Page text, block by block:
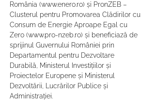
România (www.enero.ro) și PronZEB –
Clusterul pentru Promovarea Clădirilor cu
Consum de Energie Aproape Egal cu
Zero (www.pro-nzeb.ro) și beneficiază de
sprijinul Guvernului României prin
Departamentul pentru Dezvoltare
Durabilă, Ministerul Investițiilor și
Proiectelor Europene și Ministerul
Dezvoltării, Lucrărilor Publice și
Administrației.